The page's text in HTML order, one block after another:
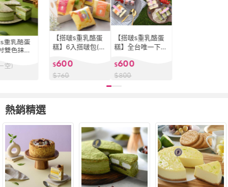
重乳酪蛋
雙色抹茶
大福 下午
空)
【搭啵s重乳酪蛋
糕】6入搭啵包(千
點 草莓 香蕉 伯爵
蘋果 抹茶)
$600
$760
【搭啵s重乳酪蛋
糕】全台唯一下午
蛋糕(野餐甜點 彌
月 團購 伴手禮 下
$600
$800
熱銷精選